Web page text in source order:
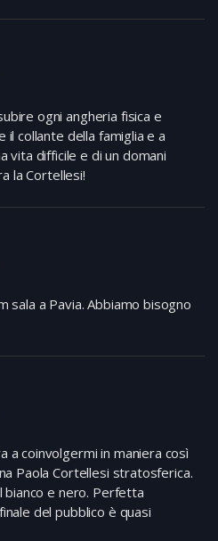
ogni angheria fisica e
collante della famiglia e a
vita difficile e di un domani
la Cortellesi!
sala a Pavia. Abbiamo bisogno
a coinvolgermi in maniera così
Paola Cortellesi stratosferica.
bianco e nero. Perfetta
del pubblico è quasi